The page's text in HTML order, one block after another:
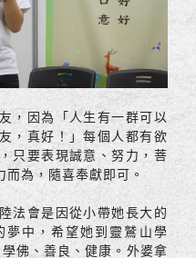
，因為「人生有一群可以
，真好！」每個人都有欲
只要表現誠意、努力，菩
為，隨喜奉獻即可。
法會是因從小帶她長大的
中，希望她到靈鷲山學
佛、善良、健康。外婆拿